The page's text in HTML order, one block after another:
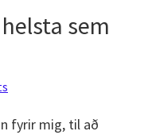
sem
fyrir mig, til að